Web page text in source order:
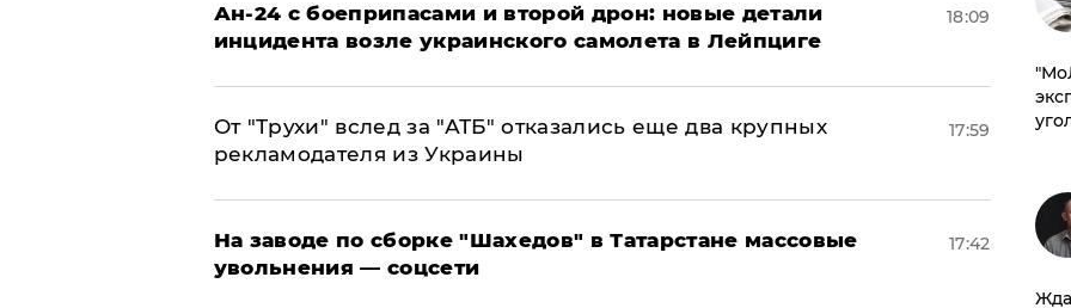
Ан-24 с боеприпасами и второй дрон: новые детали
инцидента возле украинского самолета в Лейпциге
18:09
От "Трухи" вслед за "АТБ" отказались еще два крупных
рекламодателя из Украины
17:59
На заводе по сборке "Шахедов" в Татарстане массовые
увольнения — соцсети
17:42